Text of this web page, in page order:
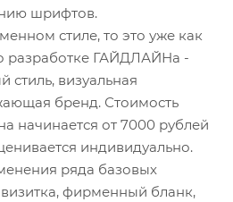
шрифтов.
стиле, то это уже как
разработке ГАЙДЛАЙНа -
стиль, визуальная
бренд. Стоимость
начинается от 7000 рублей
индивидуально.
ряда базовых
визитка, фирменный бланк,